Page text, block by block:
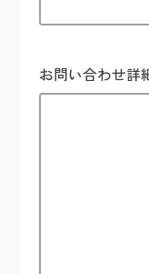
お問い合わせ詳